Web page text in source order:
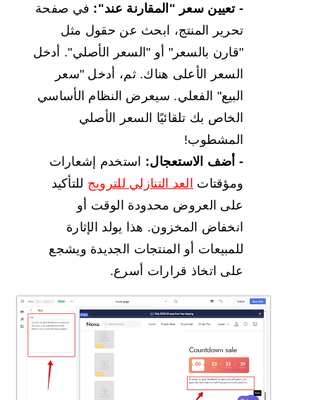
- تعيين سعر "المقارنة عند": في صفحة
تحرير المنتج، ابحث عن حقول مثل
"قارن بالسعر" أو "السعر الأصلي". أدخل
السعر الأعلى هناك. ثم، أدخل "سعر
البيع" الفعلي. سيعرض النظام الأساسي
الخاص بك تلقائيًا السعر الأصلي
المشطوب!
- أضف الاستعجال: استخدم إشعارات
ومؤقتات العد التنازلي للترويج للتأكيد
على العروض محدودة الوقت أو
انخفاض المخزون. هذا يولد الإثارة
للمبيعات أو المنتجات الجديدة ويشجع
على اتخاذ قرارات أسرع.